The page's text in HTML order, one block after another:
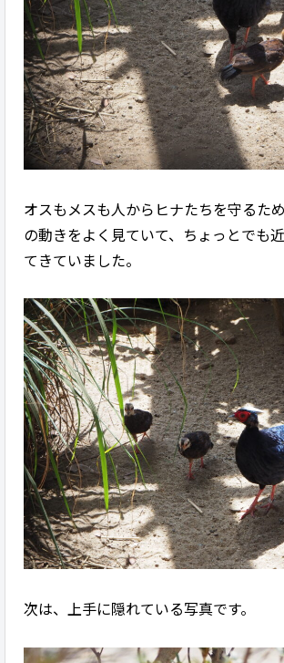
オスもメスも人からヒナたちを守るた
の動きをよく見ていて、ちょっとでも
てきていました。
次は、上手に隠れている写真です。